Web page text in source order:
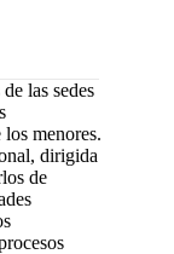
las sedes
menores.
dirigida
de